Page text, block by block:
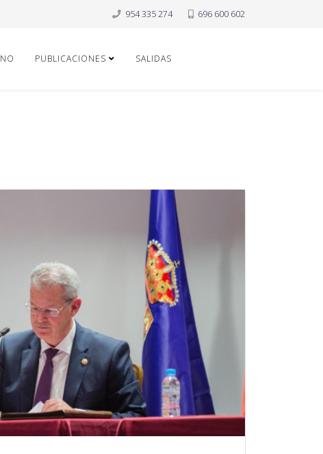
954 335 274 696 600 602
PUBLICACIONES SALIDAS